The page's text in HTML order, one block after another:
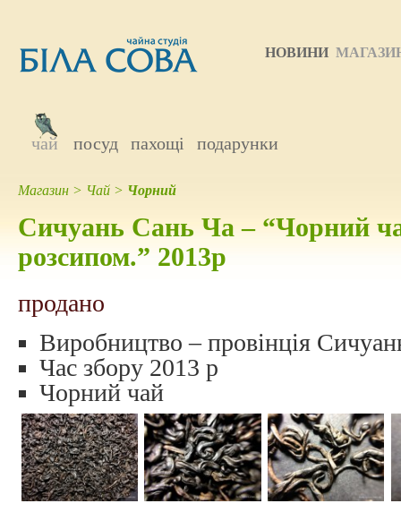
НОВИНИ
чай посуд пахощі подарунки
Магазин > Чай > Чорний
Сичуань Сань Ча – “Чорний
розсипом.” 2013р
продано
Виробництво – провінція
Час збору 2013 р
Чорний чай